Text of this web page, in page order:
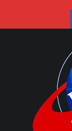
content